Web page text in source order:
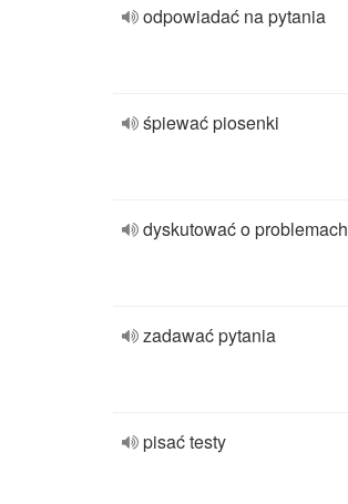
odpowiadać na pytania
śpiewać piosenki
dyskutować o problemach
zadawać pytania
pisać testy